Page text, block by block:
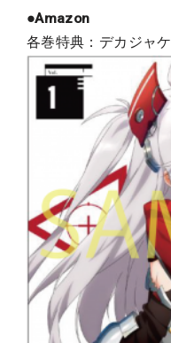
●Amazon
各巻特典：デカジャケ